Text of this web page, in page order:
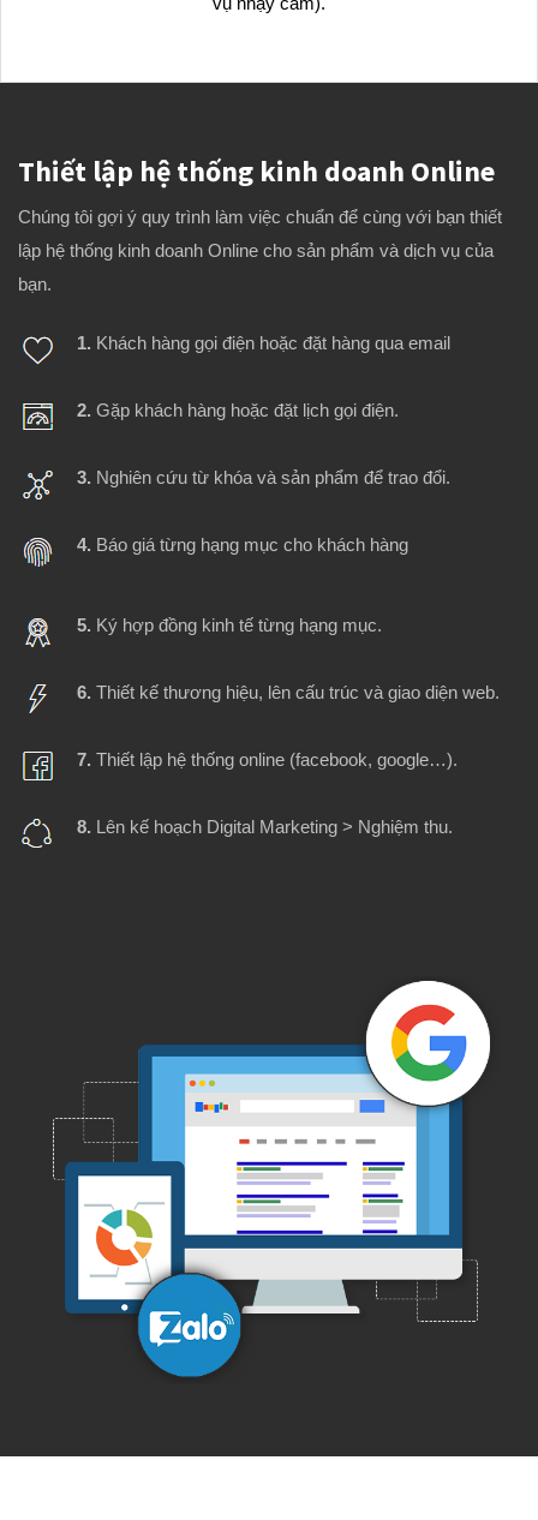
vụ nhạy cảm).
Thiết lập hệ thống kinh doanh Online
Chúng tôi gợi ý quy trình làm việc chuẩn để cùng với bạn thiết
lập hệ thống kinh doanh Online cho sản phẩm và dịch vụ của
bạn.
1. Khách hàng gọi điện hoặc đặt hàng qua email
2. Gặp khách hàng hoặc đặt lịch gọi điện.
3. Nghiên cứu từ khóa và sản phẩm để trao đổi.
4. Báo giá từng hạng mục cho khách hàng
5. Ký hợp đồng kinh tế từng hạng mục.
6. Thiết kế thương hiệu, lên cấu trúc và giao diện web.
7. Thiết lập hệ thống online (facebook, google…).
8. Lên kế hoạch Digital Marketing > Nghiệm thu.